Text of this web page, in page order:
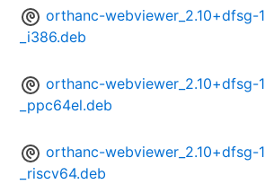
orthanc-webviewer_2.10+dfsg-1
_i386.deb
orthanc-webviewer_2.10+dfsg-1
_ppc64el.deb
orthanc-webviewer_2.10+dfsg-1
_riscv64.deb